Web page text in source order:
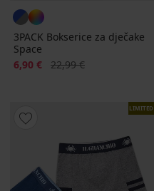
3PACK Bokserice za dječake
Space
Popust
6,90 € Prvobitna cijena
22,99 €
LIMITED